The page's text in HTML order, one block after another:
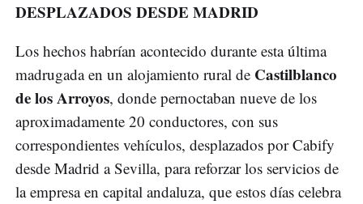
DESPLAZADOS DESDE MADRID
Los hechos habrían acontecido durante esta última
madrugada en un alojamiento rural de Castilblanco
de los Arroyos, donde pernoctaban nueve de los
aproximadamente 20 conductores, con sus
correspondientes vehículos, desplazados por Cabify
desde Madrid a Sevilla, para reforzar los servicios de
la empresa en capital andaluza, que estos días celebra